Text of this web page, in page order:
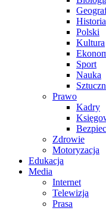
Historia
Polski
Kultura
Sport
Nauka
Prawo
Kadry
Zdrowie
Motoryzacja
Edukacja
Media
Internet
Telewizja
Prasa